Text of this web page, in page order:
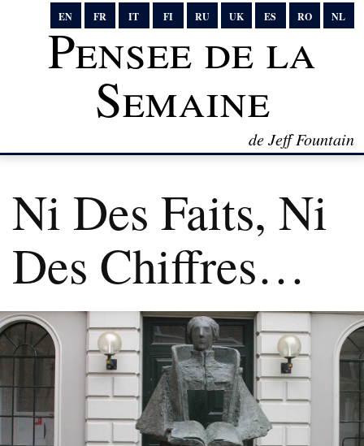
EN FR IT FI RU UK ES RO NL
Pensee de la
Semaine
de Jeff Fountain
Ni Des Faits, Ni
Des Chiffres…